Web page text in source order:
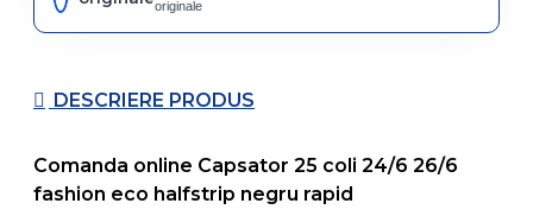
originale
DESCRIERE PRODUS
Comanda online Capsator 25 coli 24/6 26/6
fashion eco halfstrip negru rapid